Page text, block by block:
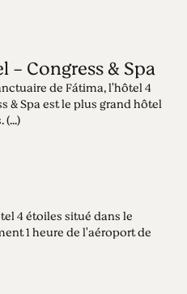
- Congress & Spa
de Fátima, l'hôtel 4
& Spa est le plus grand hôtel
4 étoiles situé dans le
1 heure de l'aéroport de